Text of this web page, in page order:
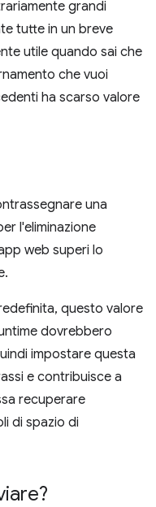
grandi
tutte in un breve
utile quando sai che
che vuoi
ha scarso valore
una
l'eliminazione
web superi lo
questo valore
dovrebbero
impostare questa
e contribuisce a
recuperare
di spazio di